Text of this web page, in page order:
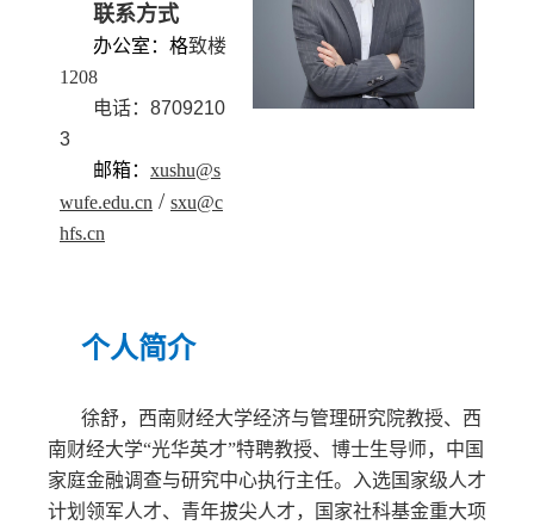
联系方式
办公室：格致楼
1208
电话：8709210
3
邮箱： xushu@s
wufe.edu.cn / sxu@c
hfs.cn
个人简介
徐舒，西南财经大学经济与管理研究院教授、西
南财经大学“光华英才”特聘教授、博士生导师，中国
家庭金融调查与研究中心执行主任。入选国家级人才
计划领军人才、青年拔尖人才，国家社科基金重大项